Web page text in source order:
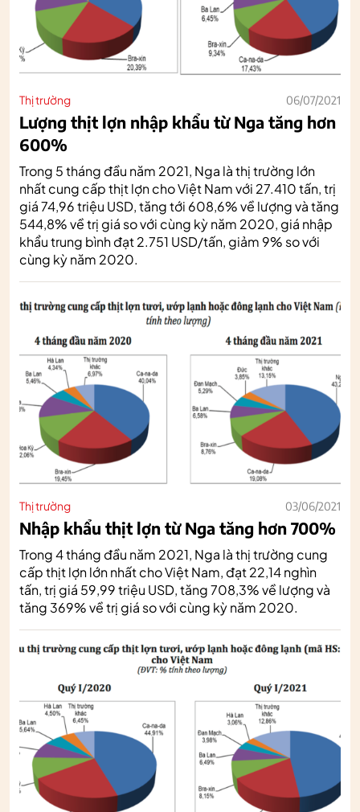
Thị trường 06/07/2021
Lượng thịt lợn nhập khẩu từ Nga tăng hơn
600%
Trong 5 tháng đầu năm 2021, Nga là thị trường lớn
nhất cung cấp thịt lợn cho Việt Nam với 27.410 tấn, trị
giá 74,96 triệu USD, tăng tới 608,6% về lượng và tăng
544,8% về trị giá so với cùng kỳ năm 2020, giá nhập
khẩu trung bình đạt 2.751 USD/tấn, giảm 9% so với
cùng kỳ năm 2020.
Thị trường 03/06/2021
Nhập khẩu thịt lợn từ Nga tăng hơn 700%
Trong 4 tháng đầu năm 2021, Nga là thị trường cung
cấp thịt lợn lớn nhất cho Việt Nam, đạt 22,14 nghìn
tấn, trị giá 59,99 triệu USD, tăng 708,3% về lượng và
tăng 369% về trị giá so với cùng kỳ năm 2020.